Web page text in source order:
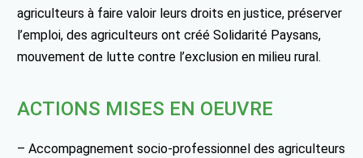
agriculteurs à faire valoir leurs droits en justice, préserver
l’emploi, des agriculteurs ont créé Solidarité Paysans,
mouvement de lutte contre l’exclusion en milieu rural.
ACTIONS MISES EN OEUVRE
– Accompagnement socio-professionnel des agriculteurs